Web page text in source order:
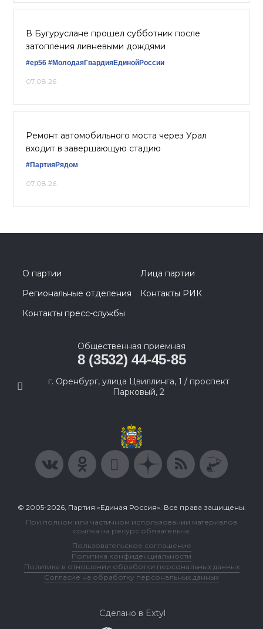
В Бугуруслане прошел субботник после
затопления ливневыми дождями
#ер56 #МолодаяГвардияЕдинойРоссии
07.08.26
Ремонт автомобильного моста через Урал
входит в завершающую стадию
#ПартияРядом
07.08.26
О партии
Лица партии
Региональные отделения
Контакты РИК
Контакты пресс-службы
Общественная приемная
8 (3532) 44-45-85
г. Оренбург, улица Цвиллинга, 1 / проспект
Парковый, 2
© 2005-2026, Партия «Единая Россия». Все права защищены.
При полном или частичном использовании материалов
ссылка на ресурс обязательна.
Пользовательское соглашение
Политика конфиденциальности
Политика в отношении обработки персональных данных
Согласие на обработку персональных данных
Сделано в Extyl